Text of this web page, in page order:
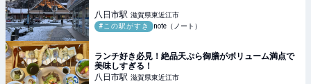
八日市駅 滋賀県東近江市
#この駅がすき
note（ノート）
ランチ好き必見！絶品天ぷら御膳がボリューム満点で
美味しすぎる！
八日市駅 滋賀県東近江市